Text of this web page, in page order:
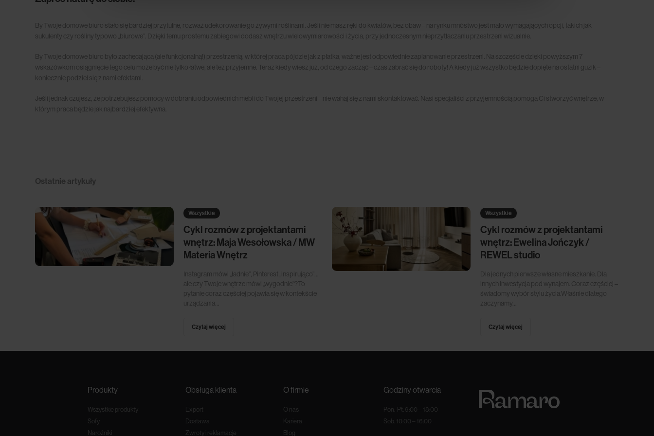
By Twoje domowe biuro stało się bardziej przytulne, rozważ udekorowanie go żywymi roślinami. Jeśli nie masz ręki do kwiatów, bez obaw – na rynku mnóstwo jest mało wymagających opcji, takich jak
sukulenty czy rośliny typowo „biurowe”. Dzięki temu prostemu zabiegowi dodasz wnętrzu wielowymiarowości i życia, przy jednoczesnym nieprzytłaczaniu przestrzeni wizualnie.
By Twoje domowe biuro było zachęcającą (ale funkcjonalną!) przestrzenią, w której praca pójdzie jak z płatka, ważne jest odpowiednie zaplanowanie przestrzeni. Na szczęście dzięki powyższym 7
wskazówkom osiągnięcie tego celu może być nie tylko łatwe, ale też przyjemne. Teraz kiedy wiesz już, od czego zacząć – czas zabrać się do roboty! A kiedy już wszystko będzie dopięte na ostatni guzik –
koniecznie podziel się z nami efektami.
Jeśli jednak czujesz, że potrzebujesz pomocy w dobraniu odpowiednich mebli do Twojej przestrzeni – nie wahaj się z nami skontaktować. Nasi specjaliści z przyjemnością pomogą Ci stworzyć wnętrze, w
którym praca będzie jak najbardziej efektywna.
Ostatnie artykuły
Wszystkie
Cykl rozmów z projektantami
wnętrz: Maja Wesołowska / MW
Materia Wnętrz
Instagram mówi „ładnie”, Pinterest „inspirująco”…
ale czy Twoje wnętrze mówi „wygodnie”?To
pytanie coraz częściej pojawia się w kontekście
urządzania...
Czytaj więcej
Wszystkie
Cykl rozmów z projektantami
wnętrz: Ewelina Jończyk /
REWEL studio
Dla jednych pierwsze własne mieszkanie. Dla
innych inwestycja pod wynajem. Coraz częściej –
świadomy wybór stylu życia.Właśnie dlatego
zaczynamy...
Czytaj więcej
Produkty
Wszystkie produkty
Sofy
Narożniki
Obsługa klienta
Export
Dostawa
Zwroty i reklamacje
O firmie
O nas
Kariera
Blog
Godziny otwarcia
Pon.-Pt. 9:00 – 18:00
Sob. 10:00 – 16:00